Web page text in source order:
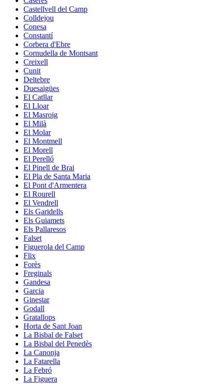
Castellvell del Camp
Colldejou
Conesa
Constantí
Corbera d'Ebre
Cornudella de Montsant
Creixell
Cunit
Deltebre
Duesaigües
El Catllar
El Lloar
El Masroig
El Milà
El Molar
El Montmell
El Morell
El Perelló
El Pinell de Brai
El Pla de Santa Maria
El Pont d'Armentera
El Rourell
El Vendrell
Els Garidells
Els Guiamets
Els Pallaresos
Falset
Figuerola del Camp
Flix
Forès
Freginals
Gandesa
Garcia
Ginestar
Godall
Gratallops
Horta de Sant Joan
La Bisbal de Falset
La Bisbal del Penedès
La Canonja
La Fatarella
La Febró
La Figuera